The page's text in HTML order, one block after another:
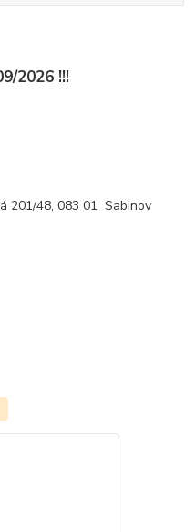
2026 !!!
201/48, 083 01 Sabinov